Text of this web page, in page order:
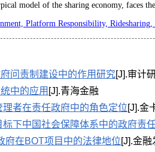
model of the sharing economy, faces
Platform Responsibility,
问责制建设中的作用研究[J].审计
中的应用 [J].青海金融
理者在责任政府中的角色定位[J].金
标下中国社会保障体系中的政府责
府在BOT项目中的法律地位[J].金